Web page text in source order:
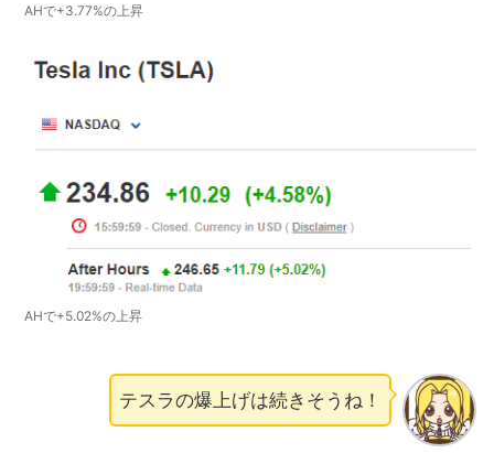
AHで+3.77%の上昇
AHで+5.02%の上昇
テスラの爆上げは続きそうね！